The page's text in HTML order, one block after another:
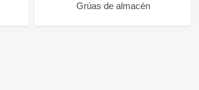
Grúas de almacén